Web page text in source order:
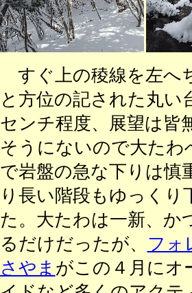
すぐ上の稜線を左へ
と方位の記された丸い
センチ程度、展望は皆
そうにないので大たわ
で岩盤の急な下りは慎
り長い階段もゆっく
た。大たわは一新、か
るだけだったが、 フォ
さやま がこの４月にオ